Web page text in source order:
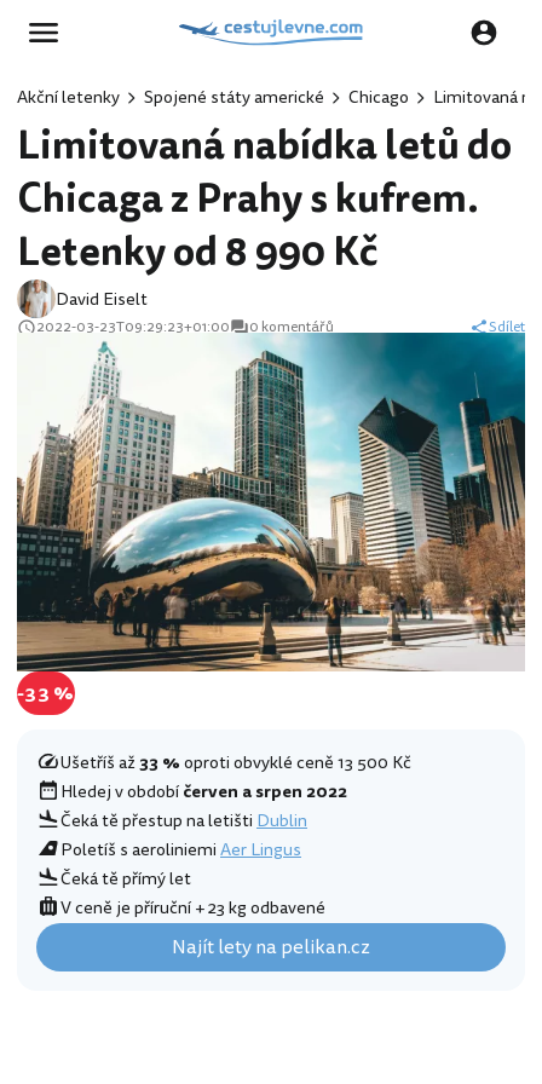
Akční letenky Spojené státy americké Chicago Limitovaná
Limitovaná nabídka letů do
Chicaga z Prahy s kufrem.
Letenky od 8 990 Kč
David Eiselt
2022-03-23T09:29:23+01:00 0 komentářů Sdílet
-33 %
Ušetříš až33 %oproti obvyklé ceně 13 500 Kč
Hledej v obdobíčerven a srpen 2022
Čeká tě přestup na letišti Dublin
Poletíš s aeroliniemiAer Lingus
Čeká tě přímý let
V ceně je příruční + 23 kg odbavené
Najít lety na pelikan.cz